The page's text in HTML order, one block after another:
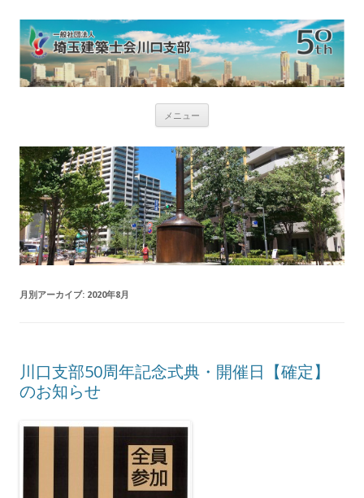
メニュー
ン
ツ
へ
ス
キ
ッ
プ
月別アーカイブ: 2020年8月
川口支部50周年記念式典・開催日【確定】
のお知らせ